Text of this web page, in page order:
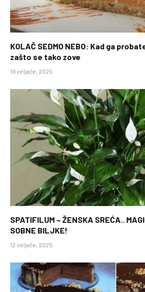
KOLAČ SEDMO NEBO: Kad ga
zašto se tako zove
19 veljače, 2025
SPATIFILUM – ŽENSKA SREĆA..
SOBNE BILJKE!
12 veljače, 2025